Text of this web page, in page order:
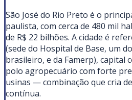
São José do Rio Preto é o
paulista, com cerca de 480 mil
de R$ 22 bilhões. A cidade é
(sede do Hospital de Base, um
brasileiro, e da Famerp), capital
polo agropecuário com forte
usinas — combinação que cria
contínua.